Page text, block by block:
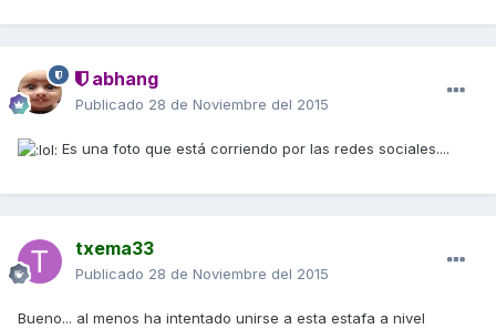
abhang
Publicado 28 de Noviembre del 2015
Es una foto que está corriendo por las redes sociales....
txema33
Publicado 28 de Noviembre del 2015
Bueno... al menos ha intentado unirse a esta estafa a nivel